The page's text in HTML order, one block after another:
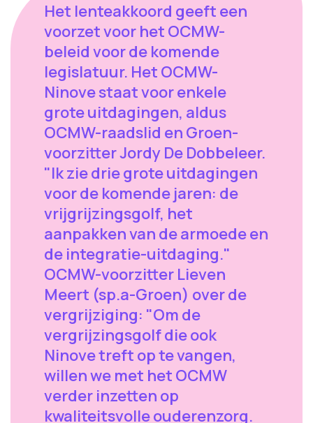
Het lenteakkoord geeft een
voorzet voor het OCMW-
beleid voor de komende
legislatuur. Het OCMW-
Ninove staat voor enkele
grote uitdagingen, aldus
OCMW-raadslid en Groen-
voorzitter Jordy De Dobbeleer.
"Ik zie drie grote uitdagingen
voor de komende jaren: de
vrijgrijzingsgolf, het
aanpakken van de armoede en
de integratie-uitdaging."
OCMW-voorzitter Lieven
Meert (sp.a-Groen) over de
vergrijziging: "Om de
vergrijzingsgolf die ook
Ninove treft op te vangen,
willen we met het OCMW
verder inzetten op
kwaliteitsvolle ouderenzorg.